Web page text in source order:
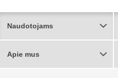
Naudotojams
Apie mus